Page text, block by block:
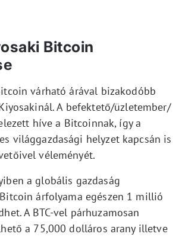
Bitcoin
várható árával bizakodóbb
A befektető/üzletember/
híve a Bitcoinnak, így a
világgazdasági helyzet kapcsán is
véleményét.
a globális gazdaság
árfolyama egészen 1 millió
A BTC-vel párhuzamosan
a 75,000 dolláros arany illetve